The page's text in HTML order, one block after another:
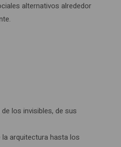
alternativos alrededor
los invisibles, de sus
arquitectura hasta los